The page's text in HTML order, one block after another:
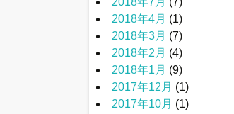
2018年4月 (1)
2018年3月 (7)
2018年2月 (4)
2018年1月 (9)
2017年12月 (1)
2017年10月 (1)